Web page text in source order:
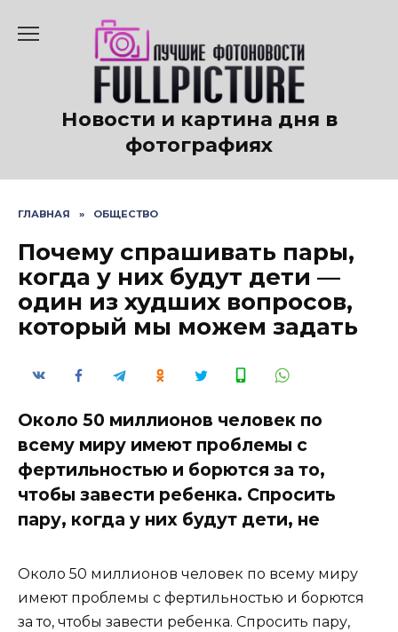
содержанию
Новости и картина дня в
фотографиях
ГЛАВНАЯ » ОБЩЕСТВО
Почему спрашивать пары,
когда у них будут дети —
один из худших вопросов,
который мы можем задать
Около 50 миллионов человек по
всему миру имеют проблемы с
фертильностью и борются за то,
чтобы завести ребенка. Спросить
пару, когда у них будут дети, не
Около 50 миллионов человек по всему миру
имеют проблемы с фертильностью и борются
за то, чтобы завести ребенка. Спросить пару,